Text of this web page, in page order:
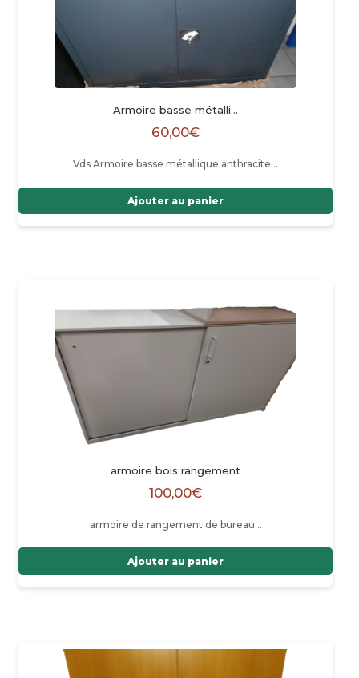
Armoire basse métalli…
60,00€
Vds Armoire basse métallique anthracite…
Ajouter au panier
armoire bois rangement
100,00€
armoire de rangement de bureau…
Ajouter au panier